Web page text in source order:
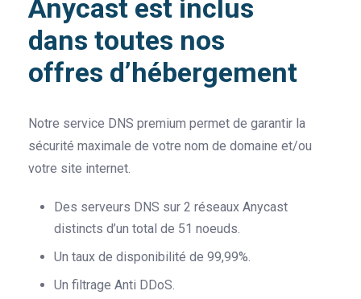
Anycast est inclus
dans toutes nos
offres d’hébergement
Notre service DNS premium permet de garantir la
sécurité maximale de votre nom de domaine et/ou
votre site internet.
Des serveurs DNS sur 2 réseaux Anycast
distincts d’un total de 51 noeuds.
Un taux de disponibilité de 99,99%.
Un filtrage Anti DDoS.